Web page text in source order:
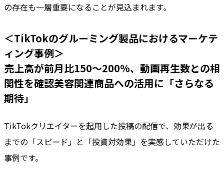
の存在も一層重要になることが見込まれます。
＜TikTokのグルーミング製品におけるマーケテ
ィング事例＞
売上高が前月比150〜200%、動画再生数との相
関性を確認美容関連商品への活用に「さらなる
期待」
TikTokクリエイターを起用した投稿の配信で、効果が出る
までの「スピード」と「投資対効果」を実感していただけた
事例です。